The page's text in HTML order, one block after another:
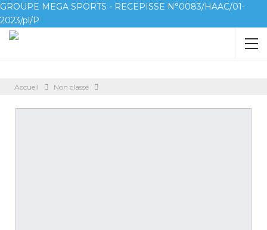
GROUPE MEGA SPORTS - RECEPISSE N°0083/HAAC/01-
2023/pl/P
Accueil Non classé